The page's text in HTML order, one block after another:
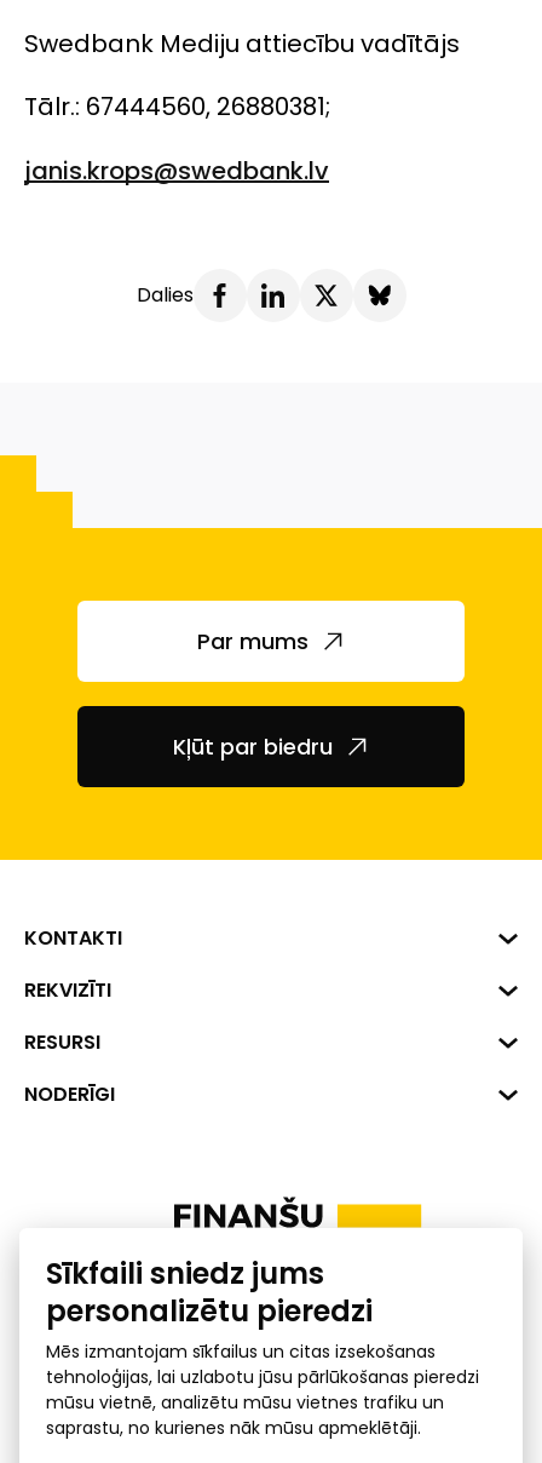
Swedbank Mediju attiecību vadītājs
Tālr.: 67444560, 26880381;
janis.krops@swedbank.lv
Dalies
Par mums
Kļūt par biedru
KONTAKTI
Biznesa centrs "VERDE" Roberta
1045
+371 287 18175
REKVIZĪTI
Reģ. Nr. 40008002175
Banka: SEB Banka
RESURSI
Dati
Uzņēmumu kredītspējas kalkulators
NODERĪGI
Ombuds
Sīkfaili sniedz jums
personalizētu pieredzi
Mēs izmantojam sīkfailus un citas izsekošanas
tehnoloģijas, lai uzlabotu jūsu pārlūkošanas pieredzi
mūsu vietnē, analizētu mūsu vietnes trafiku un
saprastu, no kurienes nāk mūsu apmeklētāji.